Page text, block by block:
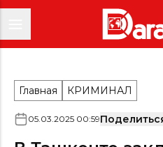
Главная КРИМИНАЛ
05.03.2025 00:59